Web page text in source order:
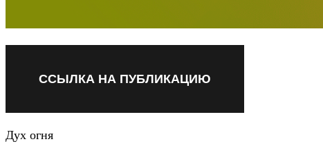
ССЫЛКА НА ПУБЛИКАЦИЮ
Дух огня